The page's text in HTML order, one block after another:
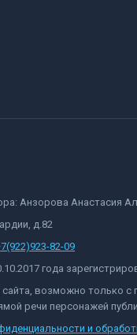
Анзорова Анастасия
д.82
82-09
года
возможно только
речи персонажей
и